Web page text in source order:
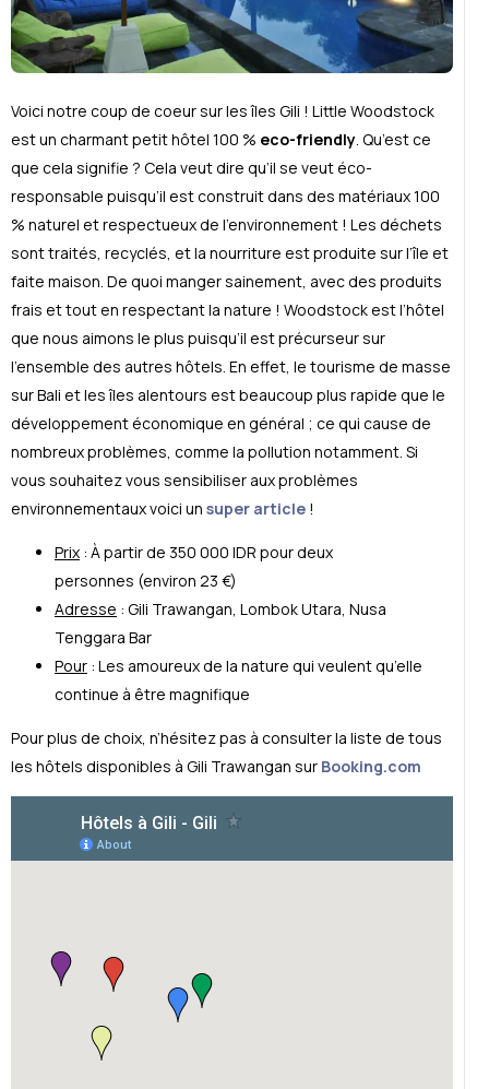
Voici notre coup de coeur sur les îles Gili ! Little Woodstock
est un charmant petit hôtel 100 % eco-friendly . Qu’est ce
que cela signifie ? Cela veut dire qu’il se veut éco-
responsable puisqu’il est construit dans des matériaux 100
% naturel et respectueux de l’environnement ! Les déchets
sont traités, recyclés, et la nourriture est produite sur l’île et
faite maison. De quoi manger sainement, avec des produits
frais et tout en respectant la nature ! Woodstock est l’hôtel
que nous aimons le plus puisqu’il est précurseur sur
l’ensemble des autres hôtels. En effet, le tourisme de masse
sur Bali et les îles alentours est beaucoup plus rapide que le
développement économique en général ; ce qui cause de
nombreux problèmes, comme la pollution notamment. Si
vous souhaitez vous sensibiliser aux problèmes
environnementaux voici un super article !
Prix : À partir de 350 000 IDR pour deux
personnes (environ 23 €)
Adresse : Gili Trawangan, Lombok Utara, Nusa
Tenggara Bar
Pour : Les amoureux de la nature qui veulent qu’elle
continue à être magnifique
Pour plus de choix, n’hésitez pas à consulter la liste de tous
les hôtels disponibles à Gili Trawangan sur Booking.com